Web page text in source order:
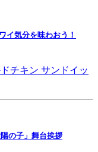
イ気分を味わおう！
チキン サンドイッ
の子」舞台挨拶